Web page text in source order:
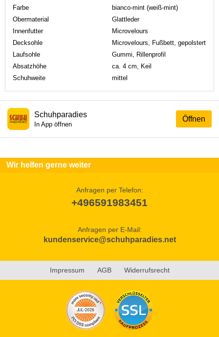
Farbe
bianco-mint (weiß-mint)
Obermaterial
Glattleder
Innenfutter
Microvelours
Decksohle
Microvelours, Fußbett, gepolstert
Laufsohle
Gummi, Rillenprofil
Absatzhöhe
ca. 4 cm, Keil
Schuhweite
mittel
Öffnen
Schuhparadies
In App öffnen
Wir helfen gerne weiter
Anfragen per Telefon:
+496591983451
Anfragen per E-Mail:
kundenservice@schuhparadies.net
Impressum AGB Widerrufsrecht